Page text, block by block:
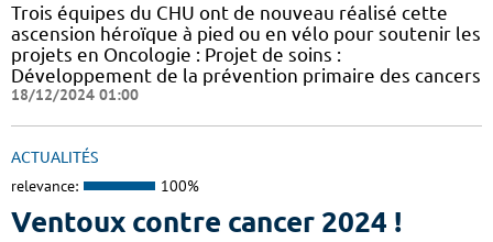
​​​Trois équipes du CHU ont de nouveau réalisé cette
ascension héroïque à pied ou en vélo pour soutenir les
projets en Oncologie : Projet de soins :
Développement de la prévention primaire des cancers
18/12/2024 01:00
ACTUALITÉS
relevance: 100%
Ventoux contre cancer 2024 !